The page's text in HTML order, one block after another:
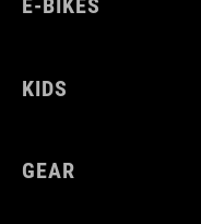
E-BIKES
KIDS
GEAR